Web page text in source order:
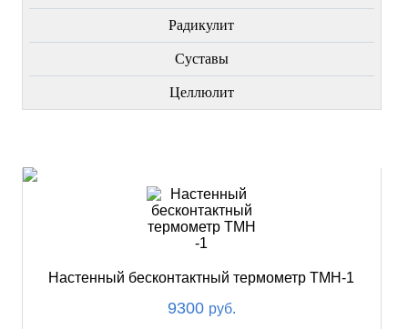
Радикулит
Суставы
Целлюлит
Настенный бесконтактный термометр ТМН-1
9300 руб.